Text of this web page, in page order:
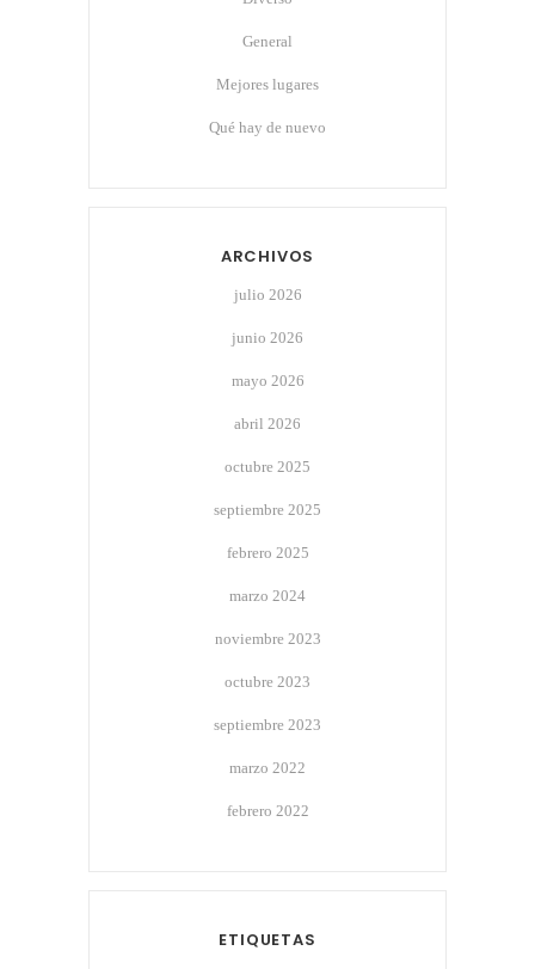
General
Mejores lugares
Qué hay de nuevo
ARCHIVOS
julio 2026
junio 2026
mayo 2026
abril 2026
octubre 2025
septiembre 2025
febrero 2025
marzo 2024
noviembre 2023
octubre 2023
septiembre 2023
marzo 2022
febrero 2022
ETIQUETAS